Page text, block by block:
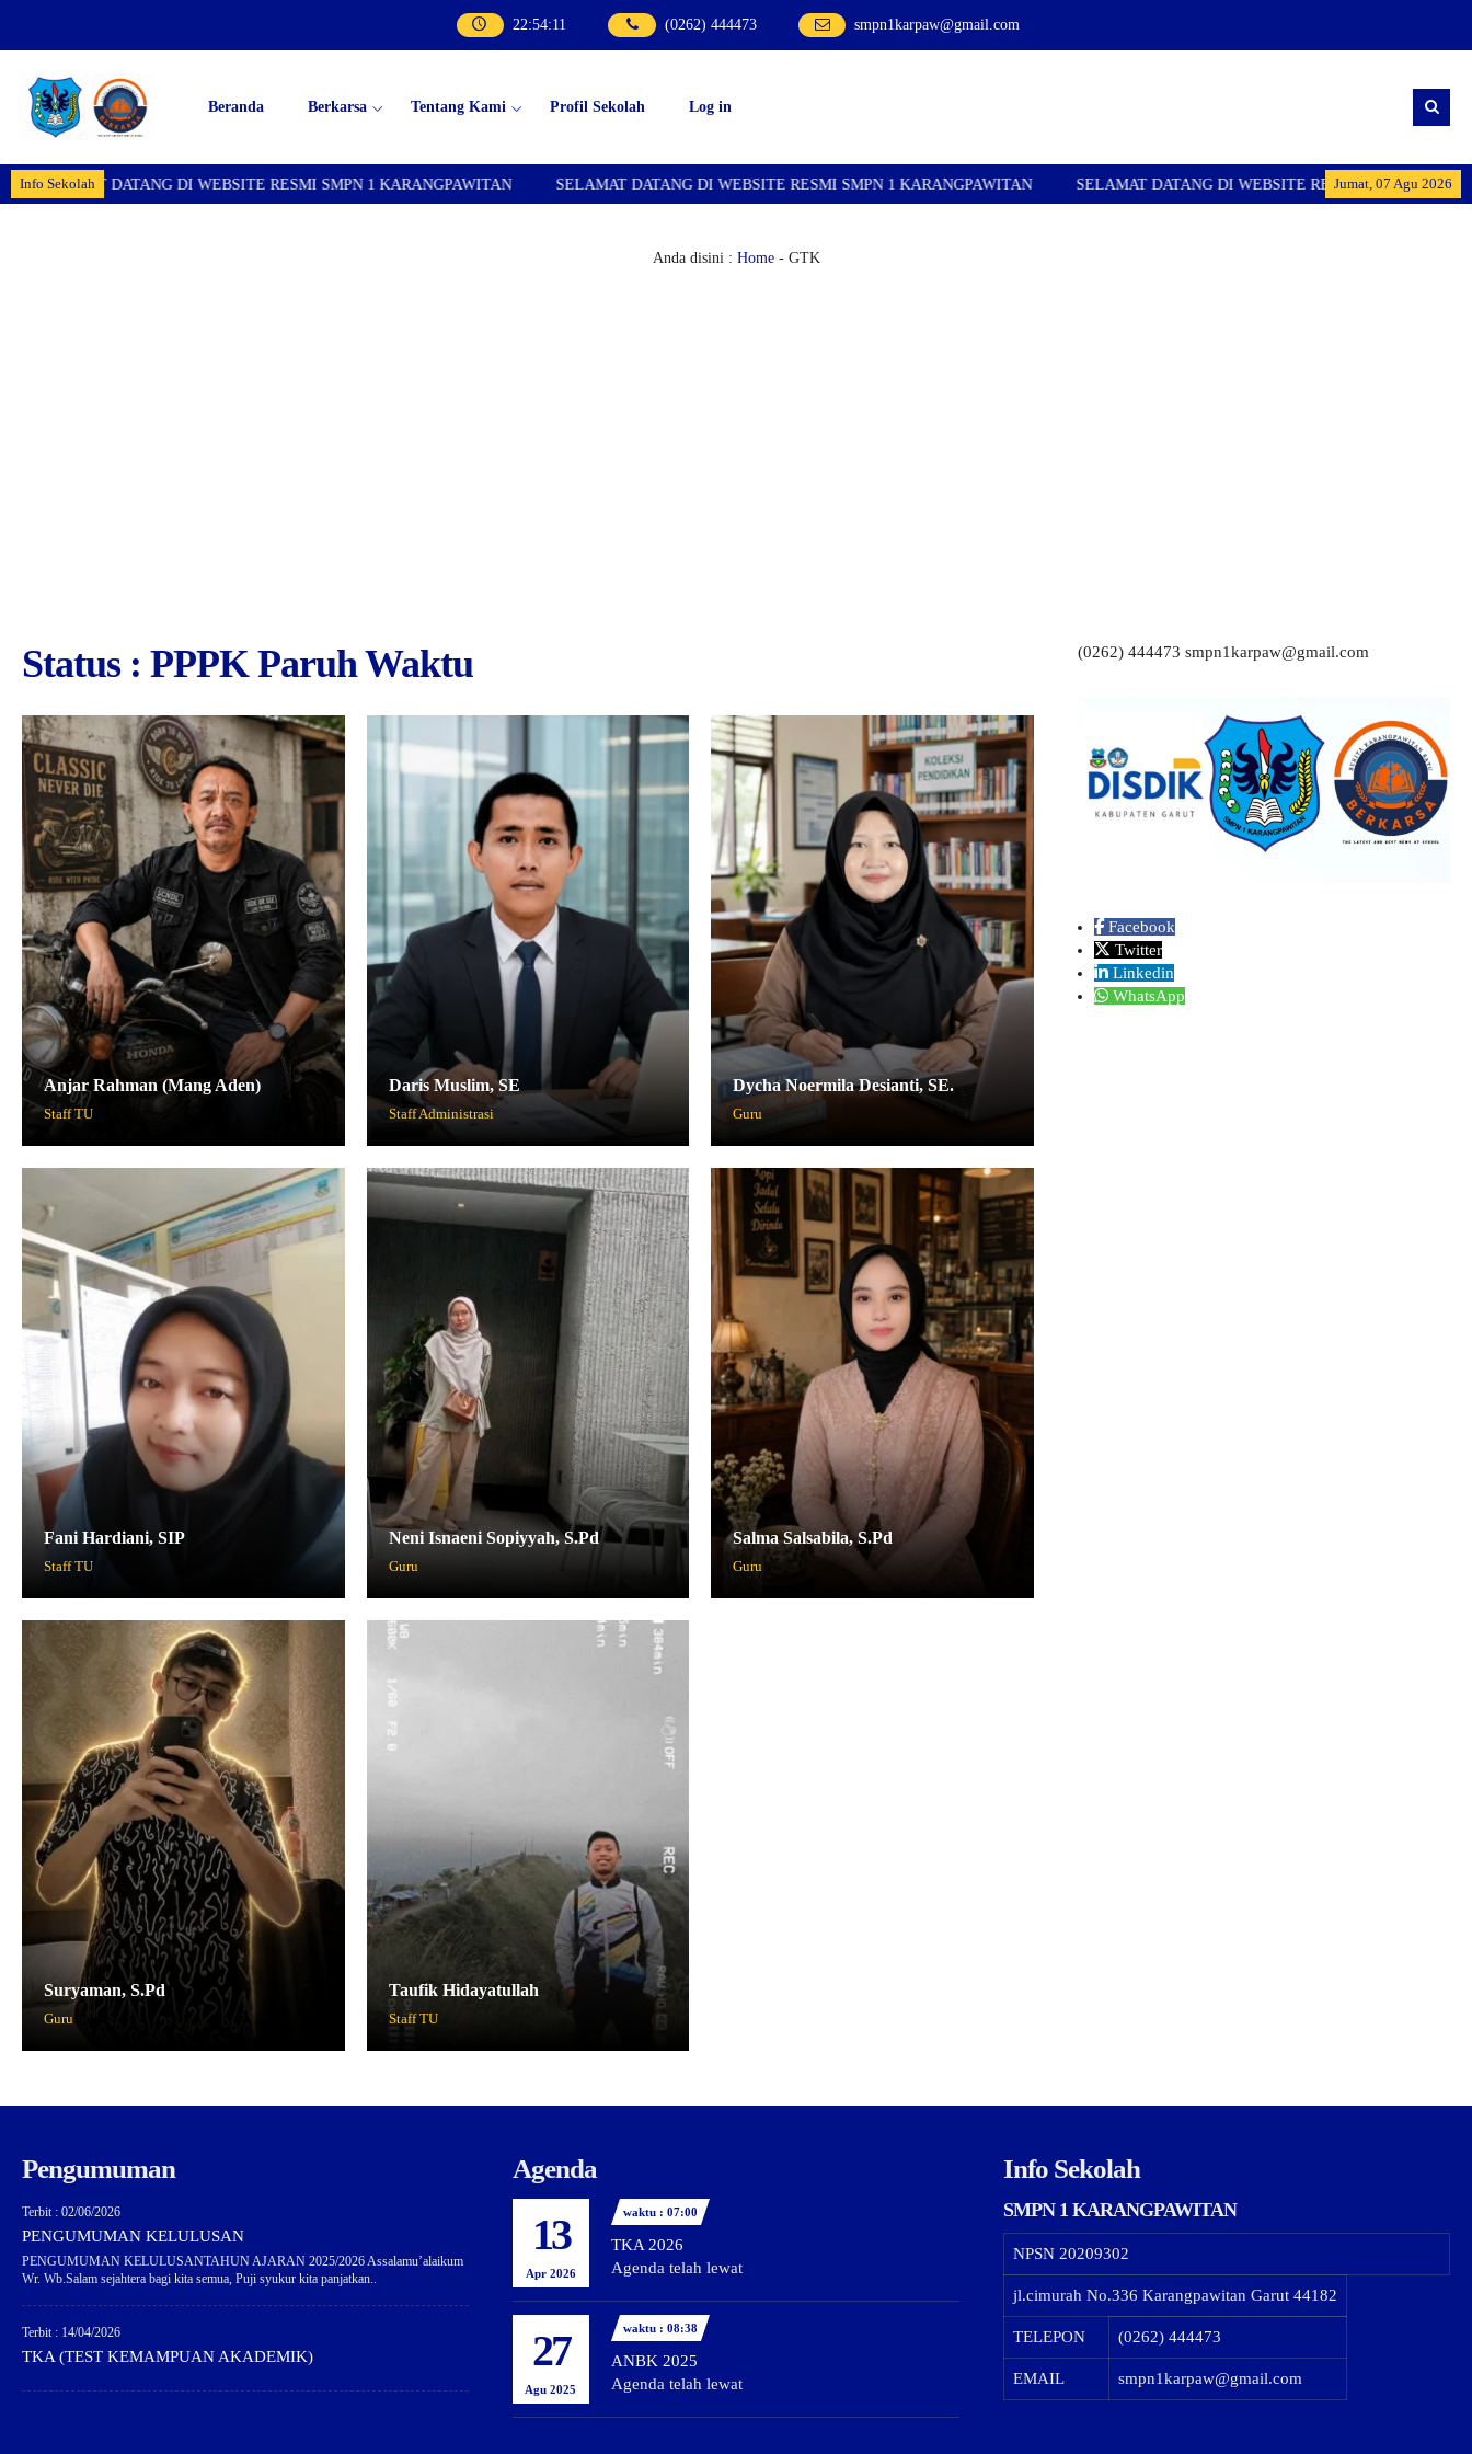
22:54:12 (0262) 444473 smpn1karpaw@gmail.com
Beranda Berkarsa Tentang Kami Profil Sekolah Log in
Info Sekolah Jumat, 07 Agu 2026
DATANG DI WEBSITE RESMI SMPN 1 KARANGPAWITAN SELAMAT DATANG DI WEBSITE RESMI SMPN 1 KARANGPAWITAN SELAMAT DATANG DI WEBSITE RESMI SMPN 1 KARANGPAWITAN
Anda disini : Home- GTK
Status : PPPK Paruh Waktu
Anjar Rahman (Mang Aden)
Staff TU
Daris Muslim, SE
Staff Administrasi
Dycha Noermila Desianti, SE.
Guru
Fani Hardiani, SIP
Staff TU
Neni Isnaeni Sopiyyah, S.Pd
Guru
Salma Salsabila, S.Pd
Guru
Suryaman, S.Pd
Guru
Taufik Hidayatullah
Staff TU
(0262) 444473 smpn1karpaw@gmail.com
Facebook
Twitter
Linkedin
WhatsApp
Pengumuman
Terbit : 02/06/2026
PENGUMUMAN KELULUSAN
PENGUMUMAN KELULUSANTAHUN AJARAN 2025/2026 Assalamu’alaikum
Wr. Wb.Salam sejahtera bagi kita semua, Puji syukur kita panjatkan..
Terbit : 14/04/2026
TKA (TEST KEMAMPUAN AKADEMIK)
Agenda
13
Apr 2026
waktu : 07:00
TKA 2026
Agenda telah lewat
27
Agu 2025
waktu : 08:38
ANBK 2025
Agenda telah lewat
Info Sekolah
SMPN 1 KARANGPAWITAN
NPSN 20209302
jl.cimurah No.336 Karangpawitan Garut 44182
TELEPON (0262) 444473
EMAIL smpn1karpaw@gmail.com